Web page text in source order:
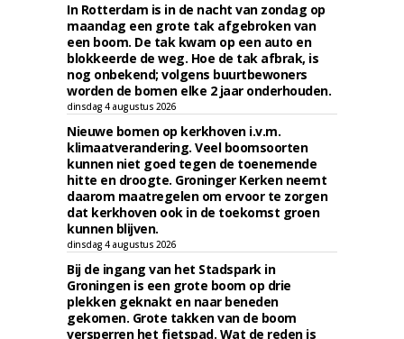
In Rotterdam is in de nacht van zondag op
maandag een grote tak afgebroken van
een boom. De tak kwam op een auto en
blokkeerde de weg. Hoe de tak afbrak, is
nog onbekend; volgens buurtbewoners
worden de bomen elke 2 jaar onderhouden.
dinsdag 4 augustus 2026
Nieuwe bomen op kerkhoven i.v.m.
klimaatverandering. Veel boomsoorten
kunnen niet goed tegen de toenemende
hitte en droogte. Groninger Kerken neemt
daarom maatregelen om ervoor te zorgen
dat kerkhoven ook in de toekomst groen
kunnen blijven.
dinsdag 4 augustus 2026
Bij de ingang van het Stadspark in
Groningen is een grote boom op drie
plekken geknakt en naar beneden
gekomen. Grote takken van de boom
versperren het fietspad. Wat de reden is